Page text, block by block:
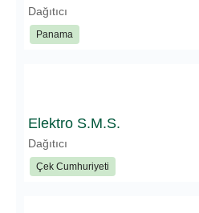
Dağıtıcı
Panama
Elektro S.M.S.
Dağıtıcı
Çek Cumhuriyeti